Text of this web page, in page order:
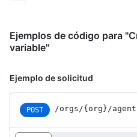
Ejemplos de código para
variable"
Ejemplo de solicitud
POST /orgs/{org}/